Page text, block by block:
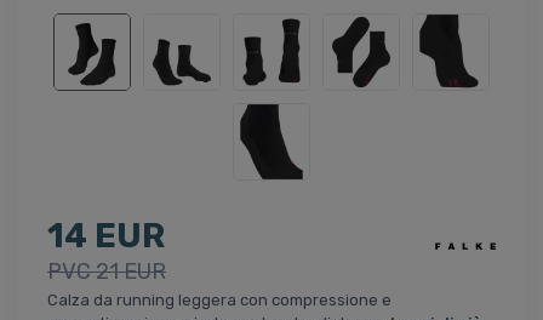
14 EUR
PVC 21 EUR
Calza da running leggera con compressione e